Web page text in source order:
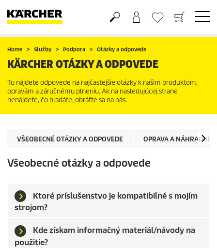
Nákupný košík
Obľúbené produkty
Home Služby Podpora Otázky a odpovede
KÄRCHER OTÁZKY A ODPOVEDE
Tu nájdete odpovede na najčastejšie otázky k našim produktom,
opravám a záručnému plneniu. Ak na nasledujúcej strane
nenájdete, čo hľadáte, obráťte sa na nás.
VŠEOBECNÉ OTÁZKY A ODPOVEDE OPRAVA A NÁHRADNÉ
Všeobecné otázky a odpovede
Ktoré príslušenstvo je kompatibilné s mojím
strojom?
Kde získam informačný materiál/návody na
použitie?